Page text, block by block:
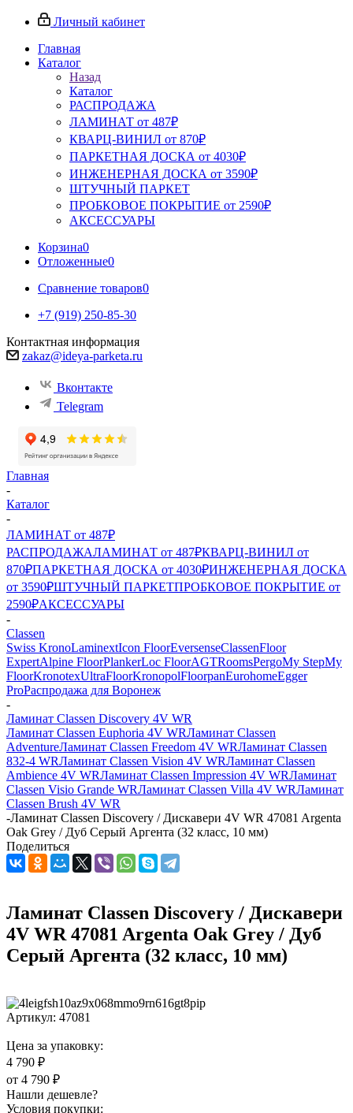
Личный кабинет
Главная
Каталог
Назад
Каталог
РАСПРОДАЖА
ЛАМИНАТ от 487₽
КВАРЦ-ВИНИЛ от 870₽
ПАРКЕТНАЯ ДОСКА от 4030₽
ИНЖЕНЕРНАЯ ДОСКА от 3590₽
ШТУЧНЫЙ ПАРКЕТ
ПРОБКОВОЕ ПОКРЫТИЕ от 2590₽
АКСЕССУАРЫ
Корзина0
Отложенные0
Сравнение товаров0
+7 (919) 250-85-30
Контактная информация
zakaz@ideya-parketa.ru
Вконтакте
Telegram
Главная
-
Каталог
-
ЛАМИНАТ от 487₽
РАСПРОДАЖАЛАМИНАТ от 487₽КВАРЦ-ВИНИЛ от
870₽ПАРКЕТНАЯ ДОСКА от 4030₽ИНЖЕНЕРНАЯ ДОСКА
от 3590₽ШТУЧНЫЙ ПАРКЕТПРОБКОВОЕ ПОКРЫТИЕ от
2590₽АКСЕССУАРЫ
-
Classen
Swiss KronoLaminextIcon FloorEversenseClassenFloor
ExpertAlpine FloorPlankerLoc FloorAGTRoomsPergoMy StepMy
FloorKronotexUltraFloorKronopolFloorpanEurohomeEgger
ProРаспродажа для Воронеж
-
Ламинат Classen Discovery 4V WR
Ламинат Classen Euphoria 4V WRЛаминат Classen
AdventureЛаминат Classen Freedom 4V WRЛаминат Classen
832-4 WRЛаминат Classen Vision 4V WRЛаминат Classen
Ambience 4V WRЛаминат Classen Impression 4V WRЛаминат
Classen Visio Grande WRЛаминат Classen Villa 4V WRЛаминат
Classen Brush 4V WR
-Ламинат Classen Discovery / Дискавери 4V WR 47081 Argenta
Oak Grey / Дуб Серый Аргента (32 класс, 10 мм)
Поделиться
Ламинат Classen Discovery / Дискавери
4V WR 47081 Argenta Oak Grey / Дуб
Серый Аргента (32 класс, 10 мм)
Артикул: 47081
Цена за упаковку:
4 790 ₽
от 4 790 ₽
Нашли дешевле?
Условия покупки: